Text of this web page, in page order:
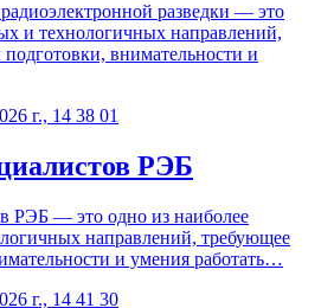
разведки — это
и технологичных направлений,
подготовки, внимательности и
РЭБ
РЭБ — это одно из наиболее
направлений, требующее
и умения работать…